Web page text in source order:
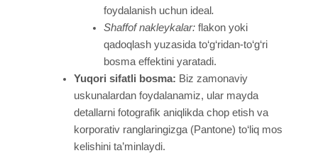
foydalanish uchun ideal.
Shaffof nakleykalar:flakon yoki
qadoqlash yuzasida to‘g‘ridan-to‘g‘ri
bosma effektini yaratadi.
Yuqori sifatli bosma: Biz zamonaviy
uskunalardan foydalanamiz, ular mayda
detallarni fotografik aniqlikda chop etish va
korporativ ranglaringizga (Pantone) to‘liq mos
kelishini ta’minlaydi.